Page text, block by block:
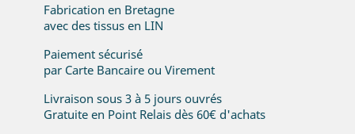
Fabrication en Bretagne
avec des tissus en LIN
Paiement sécurisé
par Carte Bancaire ou Virement
Livraison sous 3 à 5 jours ouvrés
Gratuite en Point Relais dès 60€ d'achats